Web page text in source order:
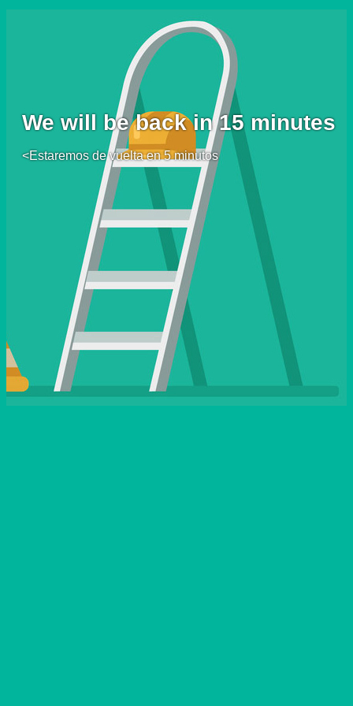
We will be back in 15 minutes
<Estaremos de vuelta en 5 minutos